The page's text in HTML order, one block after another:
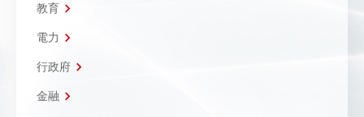
教育
電力
行政府
金融